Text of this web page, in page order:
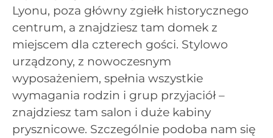
Lyonu, poza główny zgiełk historycznego
centrum, a znajdziesz tam domek z
miejscem dla czterech gości. Stylowo
urządzony, z nowoczesnym
wyposażeniem, spełnia wszystkie
wymagania rodzin i grup przyjaciół –
znajdziesz tam salon i duże kabiny
prysznicowe. Szczególnie podoba nam się